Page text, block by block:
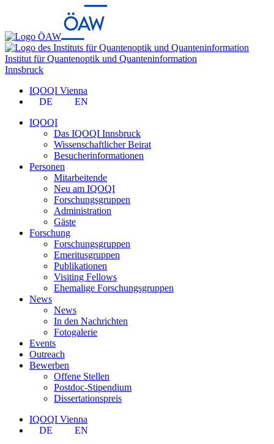
Institut für Quantenoptik und Quanteninformation
Innsbruck
IQOQI Vienna
DE
EN
IQOQI
Das IQOQI Innsbruck
Wissenschaftlicher Beirat
Besucherinformationen
Personen
Mitarbeitende
Neu am IQOQI
Forschungsgruppen
Administration
Gäste
Forschung
Forschungsgruppen
Emeritusgruppen
Publikationen
Visiting Fellows
Ehemalige Forschungsgruppen
News
News
In den Nachrichten
Fotogalerie
Events
Outreach
Bewerben
Offene Stellen
Postdoc-Stipendium
Dissertationspreis
IQOQI Vienna
DE
EN